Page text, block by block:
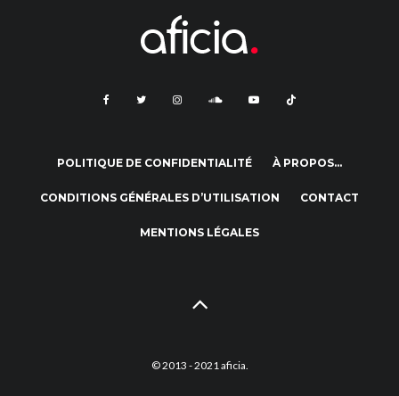
POLITIQUE DE CONFIDENTIALITÉ À PROPOS…
CONDITIONS GÉNÉRALES D’UTILISATION CONTACT
MENTIONS LÉGALES
© 2013 - 2021 aficia.